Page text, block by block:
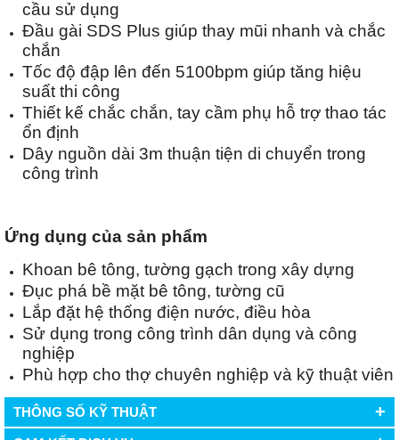
cầu sử dụng
Đầu gài SDS Plus giúp thay mũi nhanh và chắc
chắn
Tốc độ đập lên đến 5100bpm giúp tăng hiệu
suất thi công
Thiết kế chắc chắn, tay cầm phụ hỗ trợ thao tác
ổn định
Dây nguồn dài 3m thuận tiện di chuyển trong
công trình
Ứng dụng của sản phẩm
Khoan bê tông, tường gạch trong xây dựng
Đục phá bề mặt bê tông, tường cũ
Lắp đặt hệ thống điện nước, điều hòa
Sử dụng trong công trình dân dụng và công
nghiệp
Phù hợp cho thợ chuyên nghiệp và kỹ thuật viên
THÔNG SỐ KỸ THUẬT +